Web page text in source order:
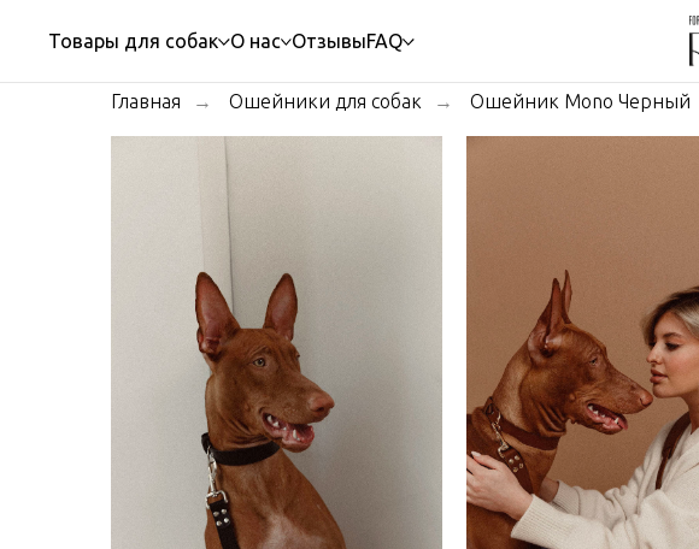
Товары для собак О нас ОтзывыFAQ
Главная → Ошейники для собак → Ошейник Mono Черный